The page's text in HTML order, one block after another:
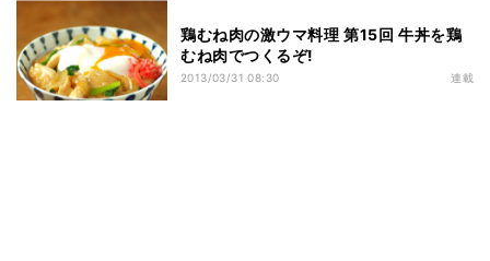
鶏むね肉の激ウマ料理 第15回 牛丼を鶏
むね肉でつくるぞ!
2013/03/31 08:30 連載